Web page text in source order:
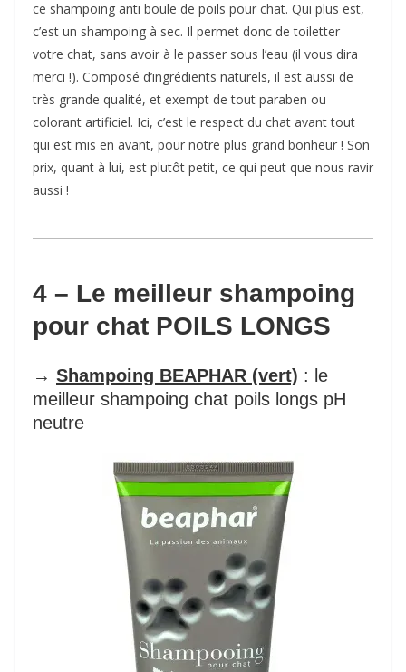
ce shampoing anti boule de poils pour chat. Qui plus est,
c’est un shampoing à sec. Il permet donc de toiletter
votre chat, sans avoir à le passer sous l’eau (il vous dira
merci !). Composé d’ingrédients naturels, il est aussi de
très grande qualité, et exempt de tout paraben ou
colorant artificiel. Ici, c’est le respect du chat avant tout
qui est mis en avant, pour notre plus grand bonheur ! Son
prix, quant à lui, est plutôt petit, ce qui peut que nous ravir
aussi !
4 – Le meilleur shampoing
pour chat POILS LONGS
→ Shampoing BEAPHAR (vert) : le
meilleur shampoing chat poils longs pH
neutre